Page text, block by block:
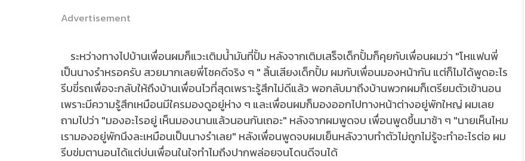
Advertisement
ระหว่างทางไปบ้านเพื่อนผมก็แวะเติมน้ำมันที่ปั้ม หลังจากเติมเสร็จเด็กปั้มก็คุยกับเพื่อนผมว่า "โหแฟนพี่
เป็นนางรำหรอครับ สวยมากเลยพี่โชคดีจริง ๆ " สิ้นเสียงเด็กปั้ม ผมกับเพื่อนมองหน้ากัน แต่ก็ไมไ่ด้พูดอะไร
รีบขี่รถเพื่อจะกลับให้ถึงบ้านเพื่อนไวที่สุดเพราะรู้สึกไม่ดีแล้ว พอกลับมาถึงบ้านพวกผมก็เตรียมตัวเข้านอน
เพราะมีความรู้สึกเหมือนมีใครมองดูอยู่ห่าง ๆ และเพื่อนผมก็มองออกไปทางหน้าต่างอยู่พักใหญ่ ผมเลย
ถามไปว่า "มองอะไรอยู่ เห็นมองนานแล้วนอนกันเถอะ" หลังจากผมพูดจบ เพื่อนพูดขึ้นมาช้า ๆ "นายเห็นไหม
เรามองอยู่พักนึงละเหมือนเป็นนางรำเลย" หลังเพื่อนพูดจบผมเย็นหลังวาบทำตัวไม่ถูกไม่รู้จะทำอะไรต่อ ผม
รีบข่มตานอนได้แต่บ่นเพื่อนในใจทำไมถึงปากพล่อยจนโดนดีจนได้